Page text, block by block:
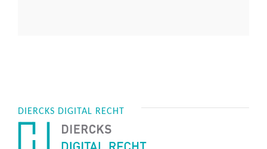
DIERCKS DIGITAL RECHT